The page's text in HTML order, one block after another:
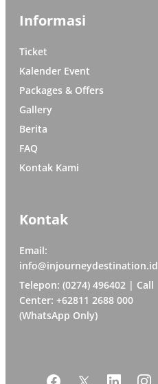
Informasi
Ticket
Kalender Event
Packages & Offers
Gallery
Berita
FAQ
Kontak Kami
Kontak
Email:
info@injourneydestination.id
Telepon: (0274) 496402 | Call
Center: +62811 2688 000
(WhatsApp Only)